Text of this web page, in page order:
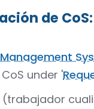
de CoS:
under '
(trabajador